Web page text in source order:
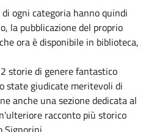
ogni categoria hanno quindi
la pubblicazione del proprio
ora è disponibile in biblioteca,
storie di genere fantastico
state giudicate meritevoli di
anche una sezione dedicata al
racconto più storico